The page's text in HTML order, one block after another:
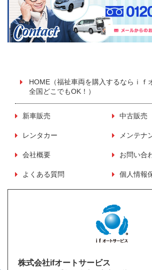
HOME（福祉車両を購入するならｉｆ
全国どこでもOK！）
新車販売 中古販売
レンタカー メンテナ
会社概要 お問い合
よくある質問 個人情報
株式会社ifオートサービス